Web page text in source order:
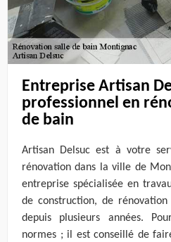
Entreprise Artisan
professionnel en
de bain
Artisan Delsuc est à votre
rénovation dans la ville de
entreprise spécialisée en
de construction, de
depuis plusieurs années.
normes ; il est conseillé de